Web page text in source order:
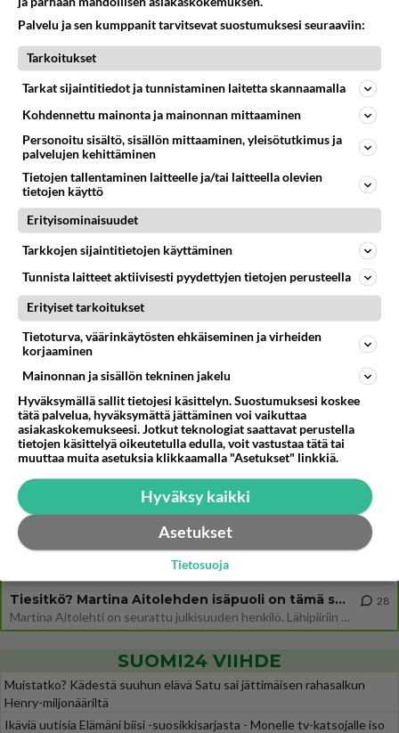
Sinulle mies
04.08.2026 15:01
Miia Heikkinen avautui !
74
745
Voiko meidän välit
Koskaan parantua tästä?
05.08.2026 05:34
726
Mitä töitä kaivattusi on tehnyt?
😅
05.08.2026 13:25
Ikävä
725
Mitä uskot hänen ajattelevan sinusta?
😇
04.08.2026 18:30
Osallistu keskusteluun
Näin tekisi ainakin Rydman seuratessaan idolinsa Trumpin mallia https://www.is.fi/politiikka/art-2000012187244.html
TTK tulee taas tänä syksynä. Ohjelman uudet tähtioppilaat julkistetaan torstaina 6. elokuuta klo 14 alkavassa lehdistö
Mitä tuot pöytään parisuhteessa?
Martinan bisneksillä ei mene hyvin
Tiesitkö? Martina Aitolehden isäpuoli on tämä suosittu laulaja
Martina Aitolehti on seurattu julkisuuden henkilö. Lähipiiriin mahtuu muitakin tunnettuja henkilöitä. Tiesitkö, että Ma
28
SUOMI24 VIIHDE
Muistatko? Kädestä suuhun elävä Satu sai jättimäisen rahasalkun
Henry-miljonääriltä
Ikäviä uutisia Elämäni biisi -suosikkisarjasta - Monelle tv-katsojalle iso
Palvelu ja sen kumppanit tarvitsevat suostumuksesi seuraaviin:
Tarkoitukset
Tarkat sijaintitiedot ja tunnistaminen laitetta skannaamalla
Kohdennettu mainonta ja mainonnan mittaaminen
Personoitu sisältö, sisällön mittaaminen, yleisötutkimus ja
palvelujen kehittäminen
Tietojen tallentaminen laitteelle ja/tai laitteella olevien
tietojen käyttö
Erityisominaisuudet
Tarkkojen sijaintitietojen käyttäminen
Tunnista laitteet aktiivisesti pyydettyjen tietojen perusteella
Erityiset tarkoitukset
Tietoturva, väärinkäytösten ehkäiseminen ja virheiden
korjaaminen
Mainonnan ja sisällön tekninen jakelu
Hyväksymällä sallit tietojesi käsittelyn. Suostumuksesi koskee
tätä palvelua, hyväksymättä jättäminen voi vaikuttaa
asiakaskokemukseesi. Jotkut teknologiat saattavat perustella
tietojen käsittelyä oikeutetulla edulla, voit vastustaa tätä tai
muuttaa muita asetuksia klikkaamalla "Asetukset" linkkiä.
Hyväksy kaikki
Asetukset
Tietosuoja